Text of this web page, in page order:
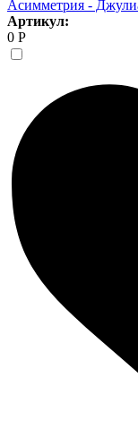
Асимметрия -
Артикул:
0 Р